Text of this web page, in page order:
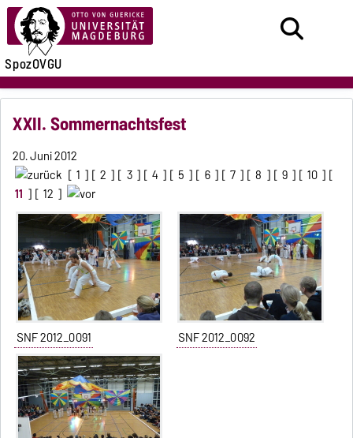
SpozOVGU
XXII. Sommernachtsfest
20. Juni 2012
[ 1 ] [ 2 ] [ 3 ] [ 4 ] [ 5 ] [ 6 ] [ 7 ] [ 8 ] [ 9 ] [ 10 ] [
11 ] [ 12 ]
SNF 2012_0091 SNF 2012_0092